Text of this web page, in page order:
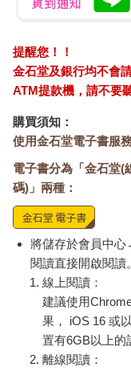
吉伊卡哇 亞克力鑰匙
圈-兔兔
加入購物車
訂購/退換貨須知
加入金石堂 LINE 官
態：
提醒您！！